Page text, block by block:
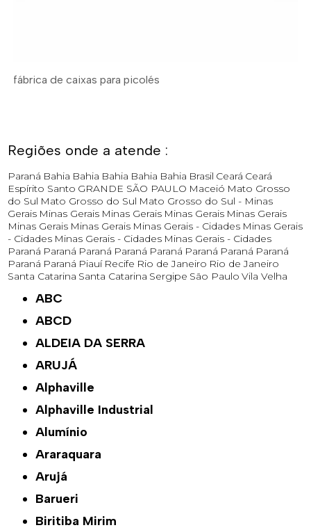
fábrica de caixas para picolés
Regiões onde a atende :
Paraná Bahia Bahia Bahia Bahia Bahia Brasil Ceará Ceará
Espírito Santo GRANDE SÃO PAULO Maceió Mato Grosso
do Sul Mato Grosso do Sul Mato Grosso do Sul - Minas
Gerais Minas Gerais Minas Gerais Minas Gerais Minas Gerais
Minas Gerais Minas Gerais Minas Gerais - Cidades Minas Gerais
- Cidades Minas Gerais - Cidades Minas Gerais - Cidades
Paraná Paraná Paraná Paraná Paraná Paraná Paraná Paraná
Paraná Paraná Piauí Recife Rio de Janeiro Rio de Janeiro
Santa Catarina Santa Catarina Sergipe São Paulo Vila Velha
ABC
ABCD
ALDEIA DA SERRA
ARUJÁ
Alphaville
Alphaville Industrial
Alumínio
Araraquara
Arujá
Barueri
Biritiba Mirim